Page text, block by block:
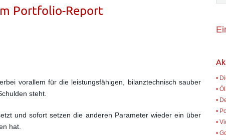
Portfolio-Report
vorallem für die leistungsfähigen, bilanztechnisch sauber
steht.
und sofort setzen die anderen Parameter wieder ein über
hat.
•
•
•
•
•
•